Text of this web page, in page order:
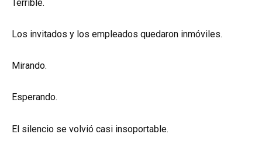
Terrible.
Los invitados y los empleados quedaron inmóviles.
Mirando.
Esperando.
El silencio se volvió casi insoportable.